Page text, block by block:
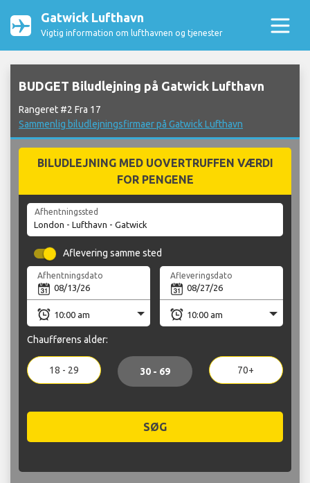
Gatwick Lufthavn
Vigtig information om lufthavnen og tjenester
BUDGET Biludlejning på Gatwick Lufthavn
Rangeret #2 Fra 17
Sammenlig biludlejningsfirmaer på Gatwick Lufthavn
BILUDLEJNING MED UOVERTRUFFEN VÆRDI
FOR PENGENE
Afhentningssted
Aflevering samme sted
Afhentningsdato Afleveringsdato
Chaufførens alder:
18 - 29 30 - 69 70+
SØG